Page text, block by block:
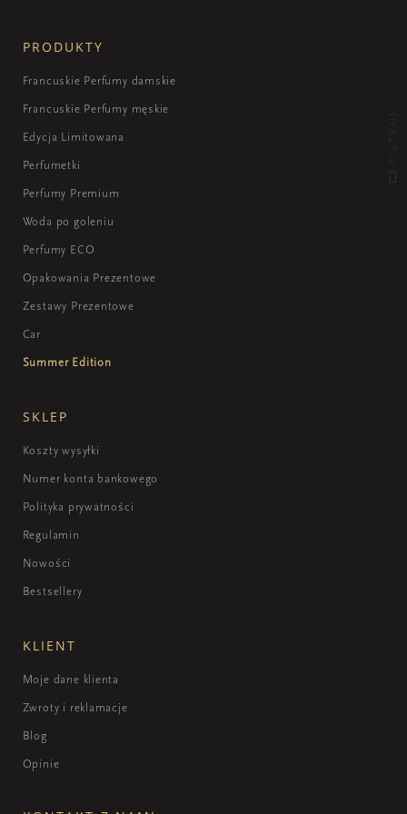
PRODUKTY
Francuskie Perfumy damskie
Francuskie Perfumy męskie
Edycja Limitowana
Perfumetki
Perfumy Premium
Woda po goleniu
Perfumy ECO
Opakowania Prezentowe
Zestawy Prezentowe
Car
Summer Edition
SKLEP
Koszty wysyłki
Numer konta bankowego
Polityka prywatności
Regulamin
Nowości
Bestsellery
KLIENT
Moje dane klienta
Zwroty i reklamacje
Blog
Opinie